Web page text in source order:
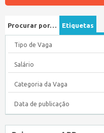
Procurar por… Etiquetas
Tipo de Vaga
Salário
Categoria da Vaga
Data de publicação